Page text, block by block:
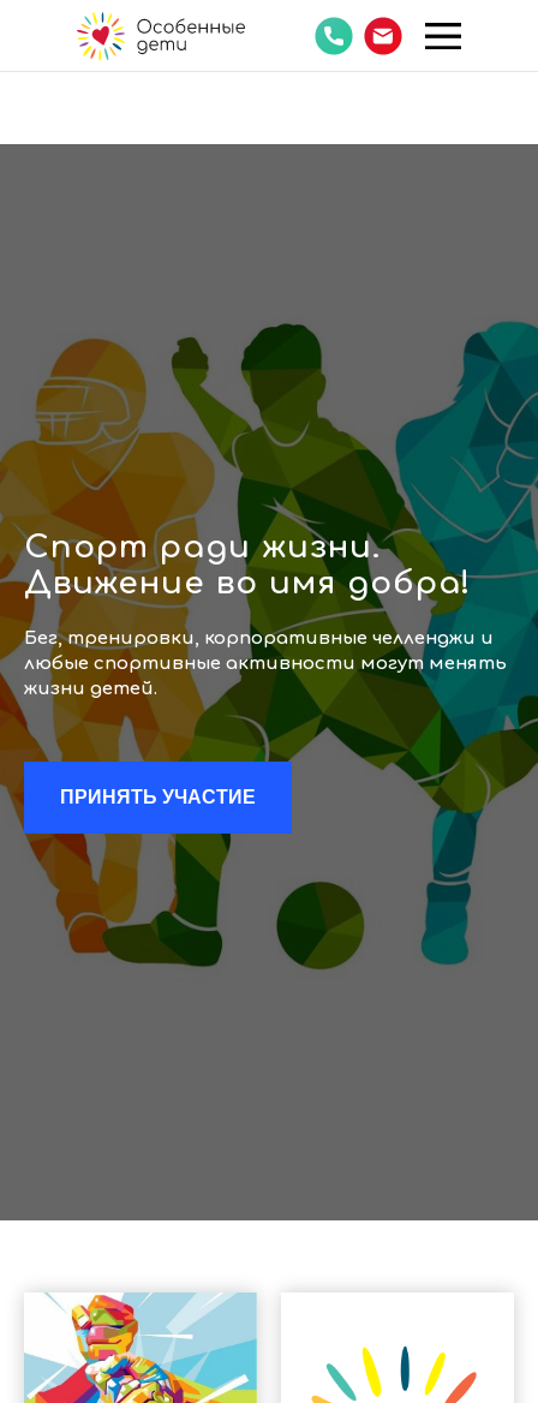
Спорт ради жизни.
Движение во имя добра!
Бег, тренировки, корпоративные челленджи и
любые спортивные активности могут менять
жизни детей.
ПРИНЯТЬ УЧАСТИЕ